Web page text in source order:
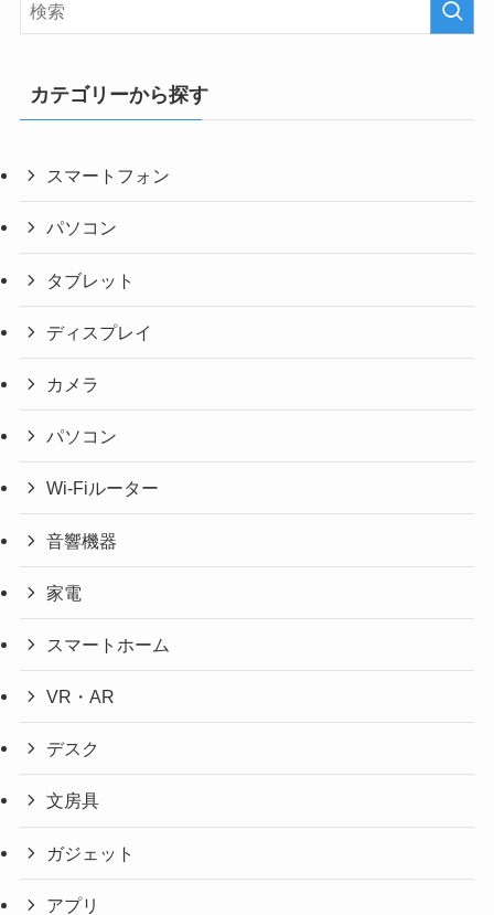
カテゴリーから探す
スマートフォン
パソコン
タブレット
ディスプレイ
カメラ
パソコン
Wi-Fiルーター
音響機器
家電
スマートホーム
VR・AR
デスク
文房具
ガジェット
アプリ